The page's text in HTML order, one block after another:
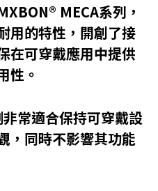
MECA系列，
用的特性，開創了接
在可穿戴應用中提供
性。
常適合保持可穿戴設
，同時不影響其功能